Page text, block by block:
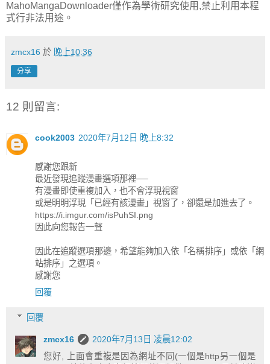
MahoMangaDownloader僅作為學術研究使用,禁止利用本程
式行非法用途。
zmcx16 於 晚上10:36
分享
12 則留言:
cook2003 2020年7月12日 晚上8:32
感謝您跟新
最近發現追蹤漫畫選項那裡──
有漫畫即使重複加入，也不會浮現視窗
或是明明浮現「已經有該漫畫」視窗了，卻還是加進去了。
https://i.imgur.com/isPuhSI.png
因此向您報告一聲
因此在追蹤選項那邊，希望能夠加入依「名稱排序」或依「網
站排序」之選項。
感謝您
回覆
回覆
zmcx16
2020年7月13日 凌晨12:02
您好, 上面會重複是因為網址不同(一個是http另一個是